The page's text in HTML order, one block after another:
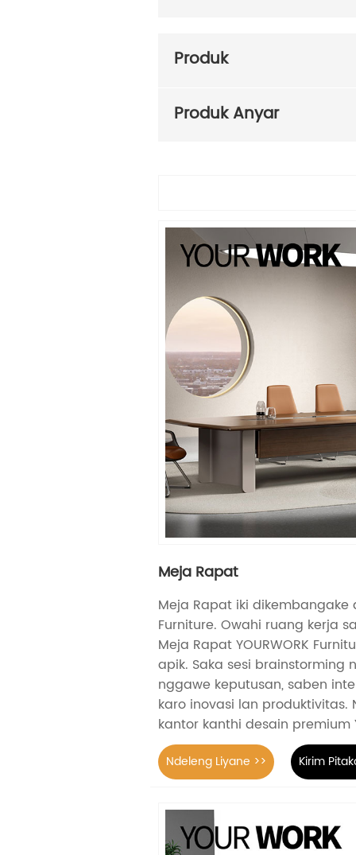
Produk
Produk Anyar
Meja Rapat
Meja Rapat iki dikembangake
Furniture. Owahi ruang kerja
Meja Rapat YOURWORK
apik. Saka sesi brainstorming
nggawe keputusan, saben
karo inovasi lan produktivitas.
kantor kanthi desain premium
Ndeleng Liyane >> Kirim